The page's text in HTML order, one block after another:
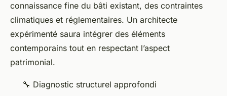
connaissance fine du bâti existant, des contraintes
climatiques et réglementaires. Un architecte
expérimenté saura intégrer des éléments
contemporains tout en respectant l’aspect
patrimonial.
🔧 Diagnostic structurel approfondi